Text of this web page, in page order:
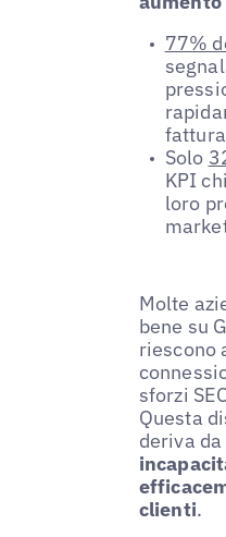
77%
Solo
KPI
loro
Molte
bene su
riescono
sforzi
Questa
deriva da
clienti.